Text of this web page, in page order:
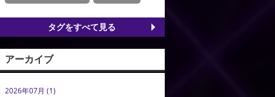
タグをすべて見る
アーカイブ
2026年07月 (1)